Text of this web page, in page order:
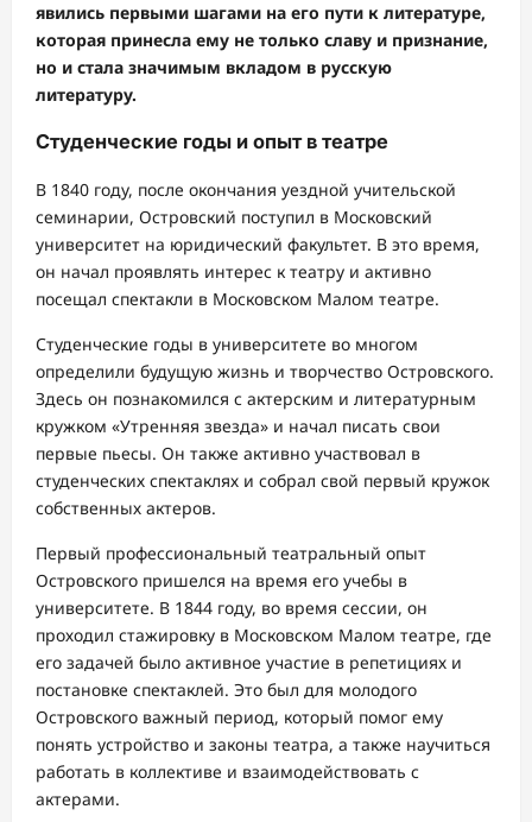
явились первыми шагами на его пути к литературе,
которая принесла ему не только славу и признание,
но и стала значимым вкладом в русскую
литературу.
Студенческие годы и опыт в театре
В 1840 году, после окончания уездной учительской
семинарии, Островский поступил в Московский
университет на юридический факультет. В это время,
он начал проявлять интерес к театру и активно
посещал спектакли в Московском Малом театре.
Студенческие годы в университете во многом
определили будущую жизнь и творчество Островского.
Здесь он познакомился с актерским и литературным
кружком «Утренняя звезда» и начал писать свои
первые пьесы. Он также активно участвовал в
студенческих спектаклях и собрал свой первый кружок
собственных актеров.
Первый профессиональный театральный опыт
Островского пришелся на время его учебы в
университете. В 1844 году, во время сессии, он
проходил стажировку в Московском Малом театре, где
его задачей было активное участие в репетициях и
постановке спектаклей. Это был для молодого
Островского важный период, который помог ему
понять устройство и законы театра, а также научиться
работать в коллективе и взаимодействовать с
актерами.